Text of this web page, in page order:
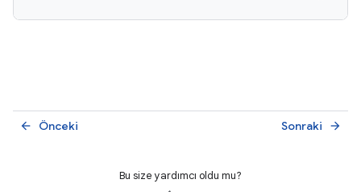
Önceki
arrow_back Sonraki arrow_forward
Bu size yardımcı oldu mu?